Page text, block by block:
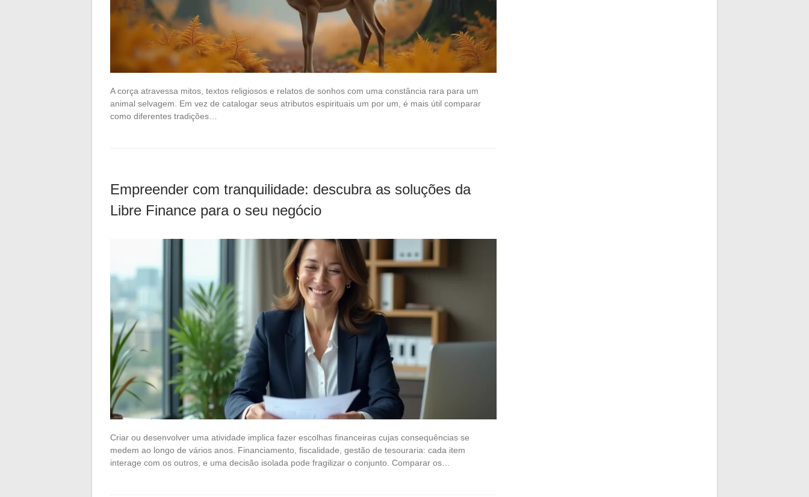
A corça atravessa mitos, textos religiosos e relatos de sonhos com uma constância rara para um
animal selvagem. Em vez de catalogar seus atributos espirituais um por um, é mais útil comparar
como diferentes tradições…
Empreender com tranquilidade: descubra as soluções da
Libre Finance para o seu negócio
Criar ou desenvolver uma atividade implica fazer escolhas financeiras cujas consequências se
medem ao longo de vários anos. Financiamento, fiscalidade, gestão de tesouraria: cada item
interage com os outros, e uma decisão isolada pode fragilizar o conjunto. Comparar os…